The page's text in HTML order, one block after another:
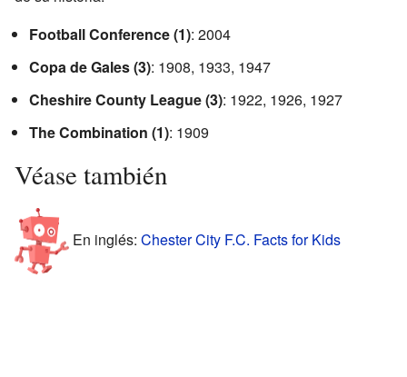
Football Conference (1): 2004
Copa de Gales (3): 1908, 1933, 1947
Cheshire County League (3): 1922, 1926, 1927
The Combination (1): 1909
Véase también
En inglés: Chester City F.C. Facts for Kids